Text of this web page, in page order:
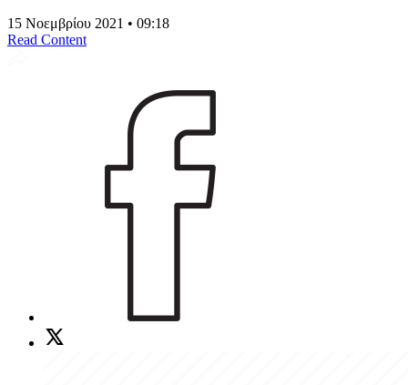
15 Νοεμβρίου 2021 • 09:18
Read Content